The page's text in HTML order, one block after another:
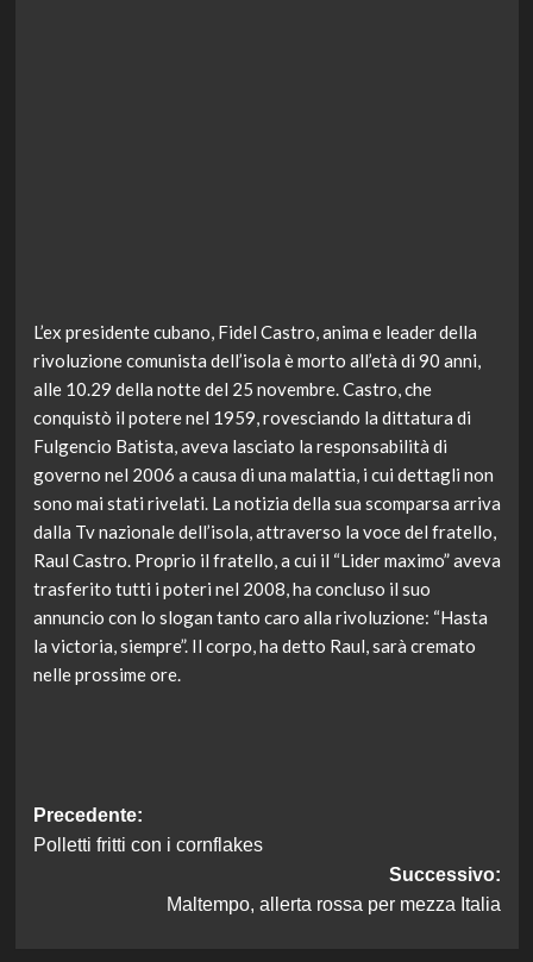
L’ex presidente cubano, Fidel Castro, anima e leader della
rivoluzione comunista dell’isola è morto all’età di 90 anni,
alle 10.29 della notte del 25 novembre. Castro, che
conquistò il potere nel 1959, rovesciando la dittatura di
Fulgencio Batista, aveva lasciato la responsabilità di
governo nel 2006 a causa di una malattia, i cui dettagli non
sono mai stati rivelati. La notizia della sua scomparsa arriva
dalla Tv nazionale dell’isola, attraverso la voce del fratello,
Raul Castro. Proprio il fratello, a cui il “Lider maximo” aveva
trasferito tutti i poteri nel 2008, ha concluso il suo
annuncio con lo slogan tanto caro alla rivoluzione: “Hasta
la victoria, siempre”. Il corpo, ha detto Raul, sarà cremato
nelle prossime ore.
Navigazione
articolo
Precedente:
Polletti fritti con i cornflakes
Successivo:
Maltempo, allerta rossa per mezza Italia